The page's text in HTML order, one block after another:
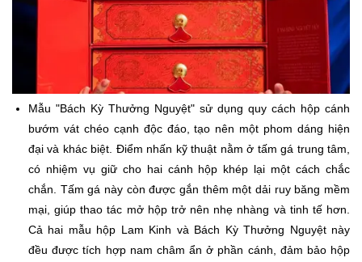
Mẫu "Bách Kỳ Thưởng Nguyệt" sử dụng quy cách hộp cánh
bướm vát chéo cạnh độc đáo, tạo nên một phom dáng hiện
đại và khác biệt. Điểm nhấn kỹ thuật nằm ở tấm gá trung tâm,
có nhiệm vụ giữ cho hai cánh hộp khép lại một cách chắc
chắn. Tấm gá này còn được gắn thêm một dải ruy băng mềm
mại, giúp thao tác mở hộp trở nên nhẹ nhàng và tinh tế hơn.
Cả hai mẫu hộp Lam Kinh và Bách Kỳ Thưởng Nguyệt này
đều được tích hợp nam châm ẩn ở phần cánh, đảm bảo hộp